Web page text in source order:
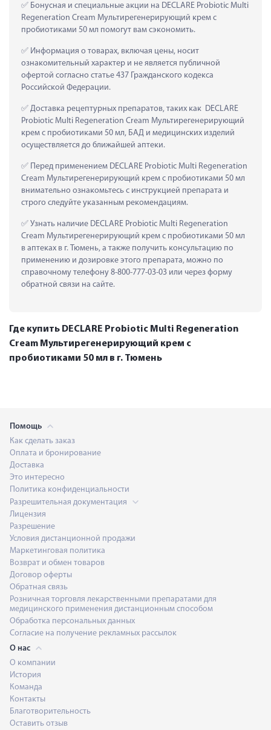
Бонусная и специальные акции на DECLARE Probiotic Multi
Regeneration Cream Мультирегенерирующий крем с
пробиотиками 50 мл помогут вам сэкономить.
Информация о товарах, включая цены, носит
ознакомительный характер и не является публичной
офертой согласно статье 437 Гражданского кодекса
Российской Федерации.
Доставка рецептурных препаратов, таких как  DECLARE
Probiotic Multi Regeneration Cream Мультирегенерирующий
крем с пробиотиками 50 мл, БАД и медицинских изделий
осуществляется до ближайшей аптеки.
Перед применением DECLARE Probiotic Multi Regeneration
Cream Мультирегенерирующий крем с пробиотиками 50 мл
внимательно ознакомьтесь с инструкцией препарата и
строго следуйте указанным рекомендациям.
Узнать наличие DECLARE Probiotic Multi Regeneration
Cream Мультирегенерирующий крем с пробиотиками 50 мл
в аптеках в г. Тюмень, а также получить консультацию по
применению и дозировке этого препарата, можно по
справочному телефону 8-800-777-03-03 или через форму
обратной связи на сайте.
Где купить DECLARE Probiotic Multi Regeneration
Cream Мультирегенерирующий крем с
пробиотиками 50 мл в г. Тюмень
Помощь
Как сделать заказ
Оплата и бронирование
Доставка
Это интересно
Политика конфиденциальности
Разрешительная документация
Лицензия
Разрешение
Условия дистанционной продажи
Маркетинговая политика
Возврат и обмен товаров
Договор оферты
Обратная связь
Розничная торговля лекарственными препаратами для
медицинского применения дистанционным способом
Обработка персональных данных
Согласие на получение рекламных рассылок
О нас
О компании
История
Команда
Контакты
Благотворительность
Оставить отзыв